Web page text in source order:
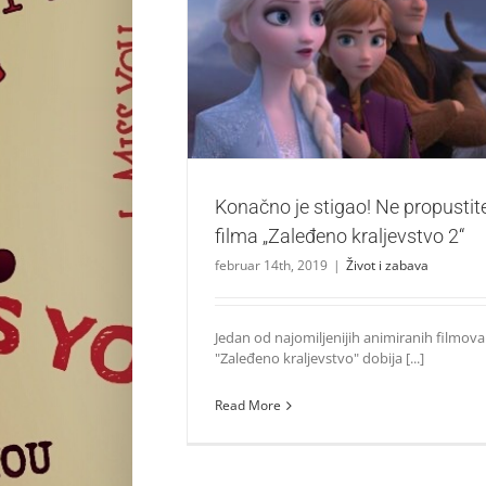
Konačno je stigao! Ne propustite prvi trejler
kraljevstvo 2“
Život i zabava
Konačno je stigao! Ne
filma „Zaleđeno kraljevstvo 2“
februar 14th, 2019 | Život i zabava
Jedan od najomiljenijih animiranih
"Zaleđeno kraljevstvo" dobija [...]
Read More